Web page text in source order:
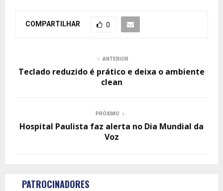
COMPARTILHAR 0
ANTERIOR
Teclado reduzido é prático e deixa o ambiente
clean
PRÓXIMO
Hospital Paulista faz alerta no Dia Mundial da
Voz
PATROCINADORES